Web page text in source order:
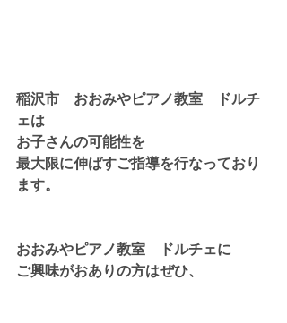
稲沢市　おおみやピアノ教室　ドルチ
ェは
お子さんの可能性を
最大限に伸ばすご指導を行なっており
ます。
おおみやピアノ教室　ドルチェに
ご興味がおありの方はぜひ、